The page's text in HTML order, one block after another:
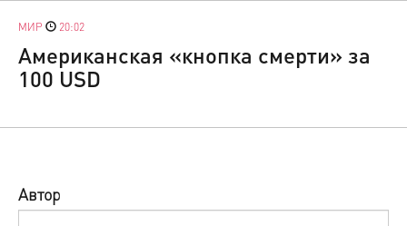
МИР 20:02
Американская «кнопка смерти» за
100 USD
Автор